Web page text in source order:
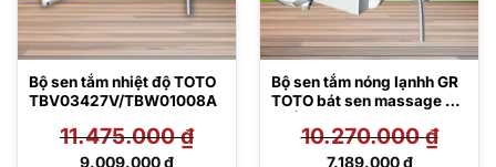
Bộ sen tắm nhiệt độ TOTO
TBV03427V/TBW01008A
11.475.000₫
Giá
9.009.000₫
Bộ sen tắm nóng lạnhh GR
TOTO bát sen massage 3
TBG02302VA/TBW01035
10.270.000₫
Giá
7.189.000₫